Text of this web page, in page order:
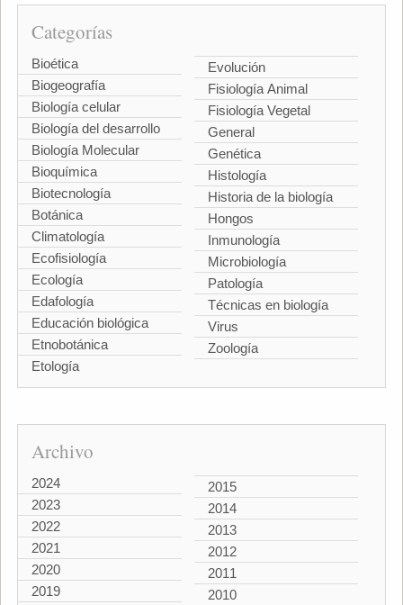
Categorías
Bioética
Biogeografía
Biología celular
Biología del desarrollo
Biología Molecular
Bioquímica
Biotecnología
Botánica
Climatología
Ecofisiología
Ecología
Edafología
Educación biológica
Etnobotánica
Etología
Evolución
Fisiología Animal
Fisiología Vegetal
General
Genética
Histología
Historia de la biología
Hongos
Inmunología
Microbiología
Patología
Técnicas en biología
Virus
Zoología
Archivo
2024
2023
2022
2021
2020
2019
2015
2014
2013
2012
2011
2010